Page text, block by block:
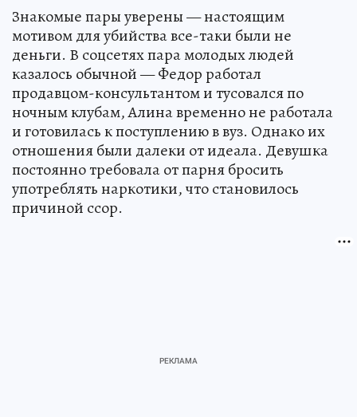
Знакомые пары уверены — настоящим
мотивом для убийства все-таки были не
деньги. В соцсетях пара молодых людей
казалось обычной — Федор работал
продавцом-консультантом и тусовался по
ночным клубам, Алина временно не работала
и готовилась к поступлению в вуз. Однако их
отношения были далеки от идеала. Девушка
постоянно требовала от парня бросить
употреблять наркотики, что становилось
причиной ссор.